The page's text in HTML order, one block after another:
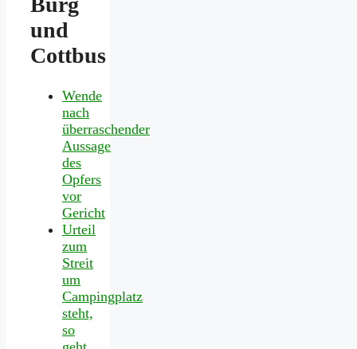
und
Cottbus
Wende
nach
überraschender
Aussage
des
Opfers
vor
Gericht
Urteil
zum
Streit
um
Campingplatz
steht,
so